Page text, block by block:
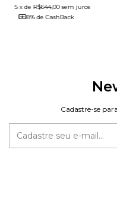
5 xde R$644,00 sem juros
8% de CashBack
Cadastre-se